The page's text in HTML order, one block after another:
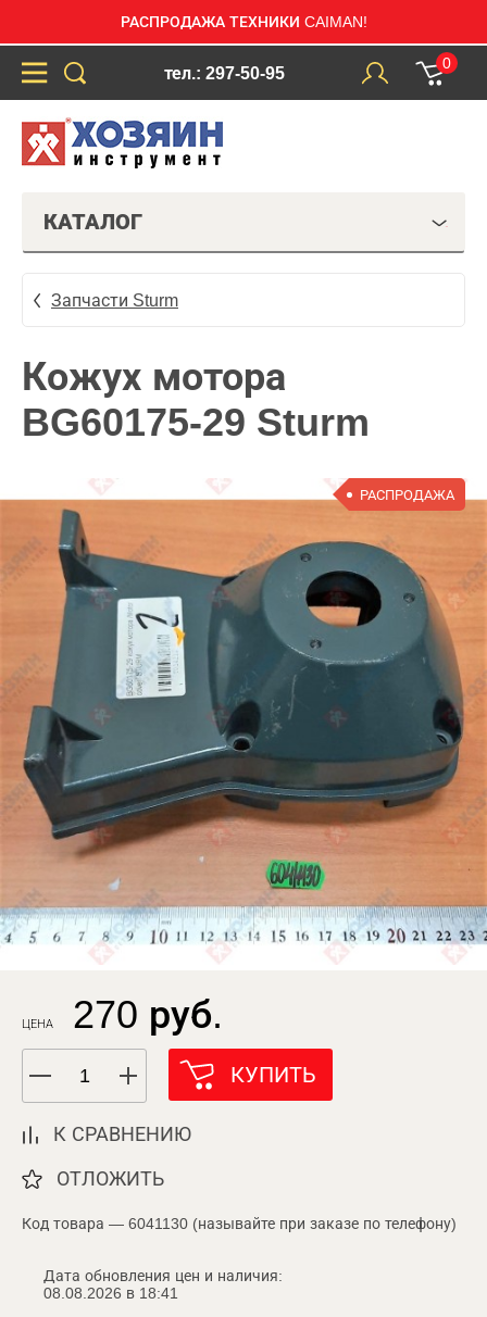
РАСПРОДАЖА ТЕХНИКИ CAIMAN!
тел.: 297-50-95
0
КАТАЛОГ
Запчасти Sturm
Кожух мотора
BG60175-29 Sturm
РАСПРОДАЖА
ЦЕНА 270 руб.
КУПИТЬ
К СРАВНЕНИЮ
ОТЛОЖИТЬ
Код товара — 6041130 (называйте при заказе по телефону)
Дата обновления цен и наличия:
08.08.2026 в 18:41